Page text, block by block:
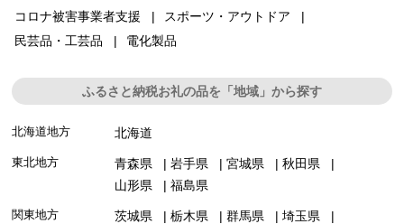
コロナ被害事業者支援
スポーツ・アウトドア
民芸品・工芸品
電化製品
ふるさと納税お礼の品を「地域」から探す
北海道地方 北海道
東北地方 青森県 岩手県 宮城県
秋田県
山形県
福島県
関東地方 茨城県 栃木県 群馬県
埼玉県